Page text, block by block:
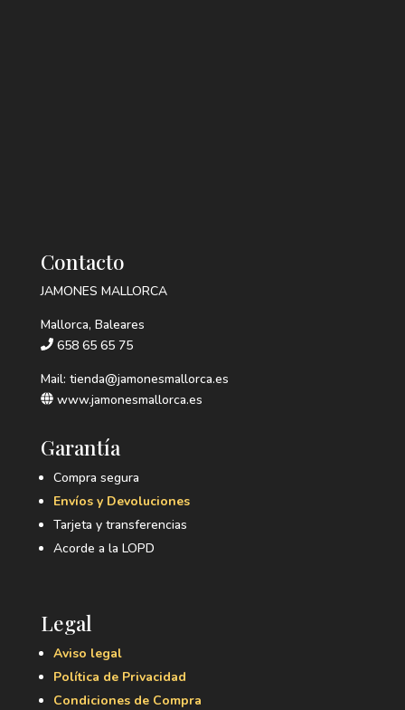
Contacto
JAMONES MALLORCA
Mallorca, Baleares
658 65 65 75
Mail: tienda@jamonesmallorca.es
www.jamonesmallorca.es
Garantía
Compra segura
Envíos y Devoluciones
Tarjeta y transferencias
Acorde a la LOPD
Legal
Aviso legal
Política de Privacidad
Condiciones de Compra